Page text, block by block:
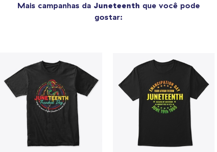
Mais campanhas da Juneteenth que você pode
gostar: